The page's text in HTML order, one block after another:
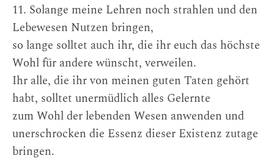
11. Solange meine Lehren noch strahlen und den
Lebewesen Nutzen bringen,
so lange solltet auch ihr, die ihr euch das höchste
Wohl für andere wünscht, verweilen.
Ihr alle, die ihr von meinen guten Taten gehört
habt, solltet unermüdlich alles Gelernte
zum Wohl der lebenden Wesen anwenden und
unerschrocken die Essenz dieser Existenz zutage
bringen.